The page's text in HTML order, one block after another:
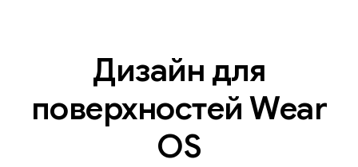
Дизайн для
поверхностей Wear
OS